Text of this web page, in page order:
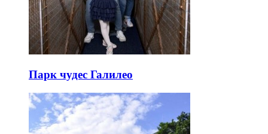
Парк чудес Галилео